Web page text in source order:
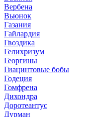
Вербена
Вьюнок
Газания
Гайлардия
Гвоздика
Гелихризум
Георгины
Гиацинтовые бобы
Годеция
Гомфрена
Дихондра
Доротеантус
Дурман